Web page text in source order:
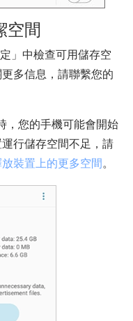
空間
」中檢查可用儲存空
多信息，請聯繫您的
，您的手機可能會開始
行儲存空間不足，請
裝置上的更多空間。